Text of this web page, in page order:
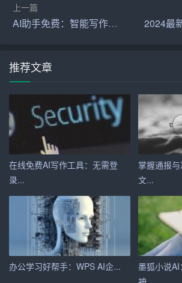
（2）开展药剂技术交流和培训，提高
4. 深化药物治疗研究，推动药物治疗的个
（1）加强药物基因组学研究，为个体
据。
（2）加强药物浓度监测，调整药物剂
果。
（3）开展药物治疗研究，推动药物治疗
5. 增加科研力度，提高科室学术水平
（1）加强科研项目申报，提高科室的
（2）加强科研团队合作，开展多学科
上一篇
AI助手免费：智能写作，免费体验
推荐文章
在线免费AI写作工具：无需登
录...
掌握通报
文...
办公学习好帮手：WPS AI企...
墨狐小说